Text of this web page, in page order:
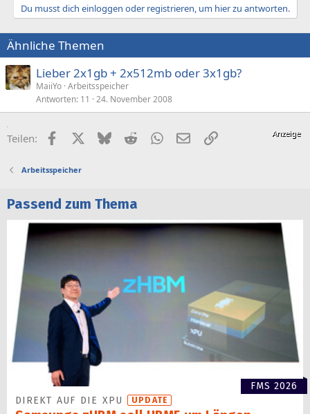
Du musst dich einloggen oder registrieren, um hier zu antworten.
Ähnliche Themen
Lieber 2x1gb + 2x512mb oder 3x1gb?
MaiiYo Arbeitsspeicher
Antworten 11 24. November 2008
Teilen: FacebookX (Twitter)
BlueskyRedditWhatsApp
E-MailLink
Arbeitsspeicher
Passend zum Thema
FMS 2026
DIREKT AUF DIE XPU
UPDATE